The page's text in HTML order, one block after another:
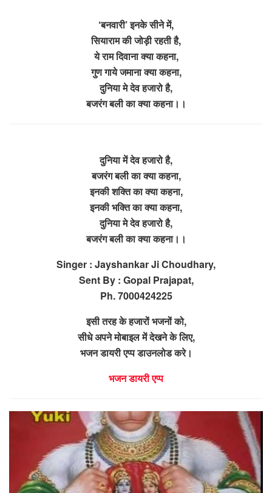
‘बनवारी’ इनके सीने में,
सियाराम की जोड़ी रहती है,
ये राम दिवाना क्या कहना,
गुण गाये जमाना क्या कहना,
दुनिया मे देव हजारो है,
बजरंग बली का क्या कहना।।
दुनिया में देव हजारो है,
बजरंग बली का क्या कहना,
इनकी शक्ति का क्या कहना,
इनकी भक्ति का क्या कहना,
दुनिया मे देव हजारो है,
बजरंग बली का क्या कहना।।
Singer : Jayshankar Ji Choudhary,
Sent By : Gopal Prajapat,
Ph. 7000424225
इसी तरह के हजारों भजनों को,
सीधे अपने मोबाइल में देखने के लिए,
भजन डायरी एप्प डाउनलोड करे।
भजन डायरी एप्प